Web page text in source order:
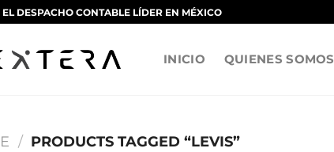
EL DESPACHO CONTABLE LÍDER EN MÉXICO
INICIO QUIENES SOMOS
/ PRODUCTS TAGGED “LEVIS”